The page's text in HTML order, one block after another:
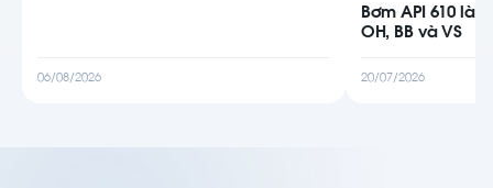
06/08/2026
Bơm API 610 là
OH, BB và VS
20/07/2026